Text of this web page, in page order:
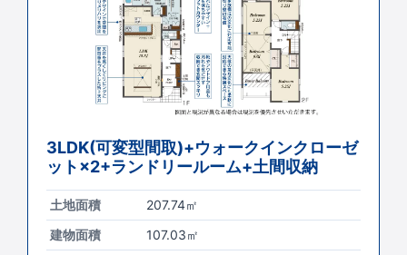
3LDK(可変型間取)+ウォークインクローゼ
ット×2+ランドリールーム+土間収納
土地面積
207.74㎡
建物面積
107.03㎡